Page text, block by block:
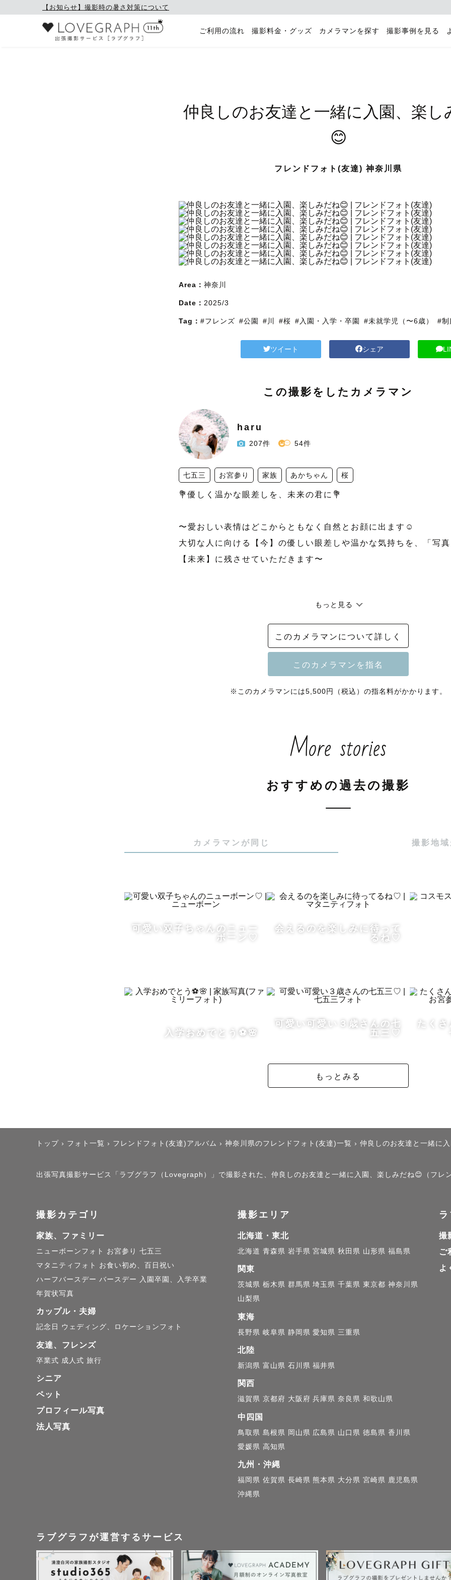
【お知らせ】撮影時の暑さ対策について
ご利用の流れ 撮影料金・グッズ カメラマンを探す 撮影事例を見る
仲良しのお友達と一緒に入園、楽し
😊
フレンドフォト(友達) 神奈川県
Area： 神奈川
Date： 2025/3
Tag： #フレンズ #公園 #川 #桜 #入園・入学・卒園 #未就学児（〜6歳） #制
ツイート シェア
この撮影をしたカメラマン
haru
207件 54件
七五三 お宮参り 家族 あかちゃん 桜
💐優しく温かな眼差しを、未来の君に💐
〜愛おしい表情はどこからともなく自然とお顔に出ます☺️
大切な人に向ける【今】の優しい眼差しや温かな気持ちを、「写
【未来】に残させていただきます〜
ー埼玉・大宮での撮影はお任せくださいー
お宮参り・七五三：武蔵一宮氷川神社
お花の撮影：大宮花の丘農林公苑（桜やチューリップの名所です
✿---------------------------------------------------✿
🌻季節のお花とお子さまとの自然なお写真が得意です
🍁ラブグラフにjoinし1年で120件以上のご依頼と撮影
はじめまして🌷
🌸想い
そこにいるのは、自分にたくさん愛情を注いでくれて１番の味方
小さな頃の自分がどれだけ愛されて育ってきたか、ひとつの写真
🌸撮影スタイルについて
・私とゲストさまで１つのアルバムを作り上げていく撮影
・ゲストさまご家族の空気感をそのまま残す撮影
などお子さまの様子などで撮影にご希望ありましたらぜひお気軽
さいね☺️
🌸haruについて
愛知県出身、埼玉県在住、これまで関東４県（東京・神奈川・千
住経験あり✩︎⡱
6歳👧🏻、３歳👧🏻、１歳👦🏻の３人の子を育てるママカメラマン
保育園での勤務経験もあり、子どもと遊ぶの大好きです😊
ぜひ遊びながら撮影楽しみましょう☺️
無理して笑わなくても、自然な「その時その瞬間」を形に残しま
〜好きなこと・もの〜
共通点がありましたらぜひ教えてください✩︎⡱
・和菓子（和菓子教室に1年通ってました🍡）
・カフェ（のんびりするの大好きです）
・旅行（1人旅も行っちゃいます）
もっと見る
このカメラマンについて詳しく
※このカメラマンには5,500円（税込）の指名料がかかります。
More stories
おすすめの過去の撮影
カメラマンが同じ 撮影地
可愛い双子ちゃんのニュー
ボーン♡
会えるのを楽しみに待って
るね♡
入学おめでとう⚽️🌸
可愛い可愛い３歳さんの七
五三♡
たく
もっとみる
トップ › フォト一覧 › フレンドフォト(友達)アルバム › 神奈川県のフレンドフォト(友達)一覧 › 仲良しのお友達と一緒に
出張写真撮影サービス「ラブグラフ（Lovegraph）」で撮影された、仲良しのお友達と一緒に入園、楽しみだね😊（フレ
撮影カテゴリ
家族、ファミリー
ニューボーンフォト お宮参り 七五三
マタニティフォト
お食い初め、百日祝い
ハーフバースデー バースデー
入園卒園、入学卒業
年賀状写真
カップル・夫婦
記念日 ウェディング、ロケーションフォト
友達、フレンズ
卒業式 成人式 旅行
シニア
ペット
プロフィール写真
法人写真
撮影エリア
北海道・東北
北海道 青森県 岩手県 宮城県 秋田県 山形県 福島県
関東
茨城県 栃木県 群馬県 埼玉県 千葉県 東京都 神奈川県
山梨県
東海
長野県 岐阜県 静岡県 愛知県 三重県
北陸
新潟県 富山県 石川県 福井県
関西
滋賀県 京都府 大阪府 兵庫県 奈良県 和歌山県
中四国
鳥取県 島根県 岡山県 広島県 山口県 徳島県 香川県
愛媛県 高知県
九州・沖縄
福岡県 佐賀県 長崎県 熊本県 大分県 宮崎県 鹿児島県
沖縄県
撮
ご
よ
ラブグラフが運営するサービス